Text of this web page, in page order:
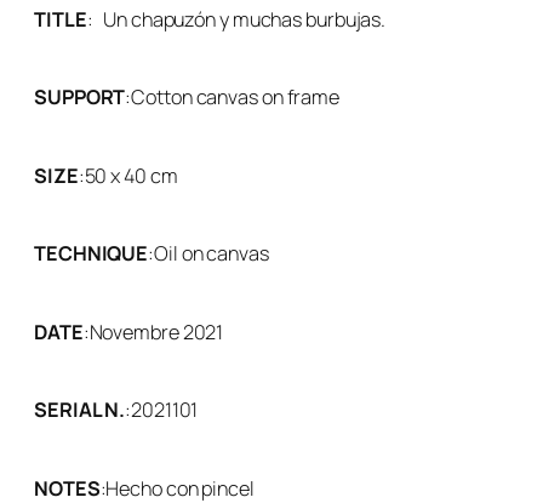
TITLE: Un chapuzón y muchas burbujas.
SUPPORT:Cotton canvas on frame
SIZE:50 x 40 cm
TECHNIQUE:Oil on canvas
DATE:Novembre 2021
SERIAL N.:2021101
NOTES:Hecho con pincel